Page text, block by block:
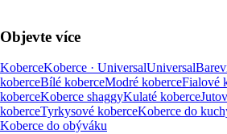
Objevte více
KoberceKoberce · UniversalUniversal
koberceBílé koberceModré koberceFialové
koberceKoberce shaggyKulaté koberce
koberceTyrkysové koberceKoberce do
Koberce do obýváku